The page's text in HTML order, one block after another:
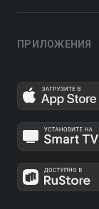
ПРИЛОЖЕНИЯ